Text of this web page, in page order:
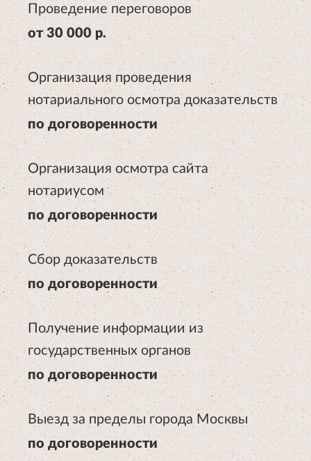
Проведение переговоров
от 30 000 р.
Организация проведения
нотариального осмотра доказательств
по договоренности
Организация осмотра сайта
нотариусом
по договоренности
Сбор доказательств
по договоренности
Получение информации из
государственных органов
по договоренности
Выезд за пределы города Москвы
по договоренности